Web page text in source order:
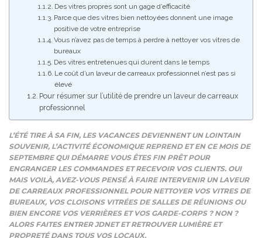
Des vitres propres sont un gage d’efficacité
Parce que des vitres bien nettoyées donnent une image
positive de votre entreprise
Vous n’avez pas de temps à perdre à nettoyer vos vitres de
bureaux
Des vitres entretenues qui durent dans le temps
Le coût d’un laveur de carreaux professionnel n’est pas si
élevé
Pour résumer sur l’utilité de prendre un laveur de carreaux
professionnel
L’ÉTÉ TIRE À SA FIN, LES VACANCES DEVIENNENT UN LOINTAIN
SOUVENIR, L’ACTIVITÉ ÉCONOMIQUE REPREND ET EN CE MOIS DE
SEPTEMBRE QUI DÉMARRE VOUS ÊTES FIN PRÊT POUR
ENGRANGER LES COMMANDES ET RECEVOIR VOS CLIENTS. OUI
MAIS VOILÀ, AVEZ-VOUS PENSÉ À FAIRE INTERVENIR UN LAVEUR
DE CARREAUX PROFESSIONNEL POUR NETTOYER VOS VITRES DE
BUREAUX, VOS CLOISONS VITRÉES DE SALLES DE RÉUNIONS OU
BIEN ENCORE VOS VERRIÈRES ET VOS GARDE-CORPS ? NON ?
ALORS FAITES ENTRER JDNET ET RETROUVER LUMIÈRE ET
PROPRETÉ DANS TOUS VOS LOCAUX.